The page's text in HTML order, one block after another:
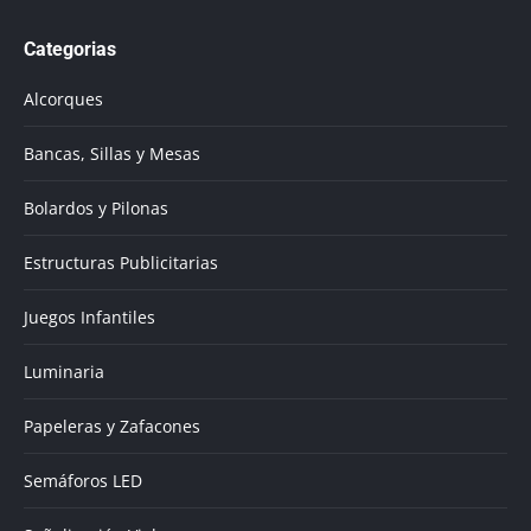
opens
new
window
Categorias
Alcorques
Bancas, Sillas y Mesas
Bolardos y Pilonas
Estructuras Publicitarias
Juegos Infantiles
Luminaria
Papeleras y Zafacones
Semáforos LED